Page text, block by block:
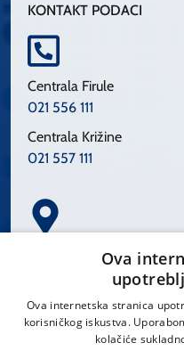
KONTAKT PODACI
Centrala Firule
021 556 111
Centrala Križine
021 557 111
Spinčićeva 1, 21000 Split
Ova
Ova internetska stranica
korisničkog iskustva.
kolačiće